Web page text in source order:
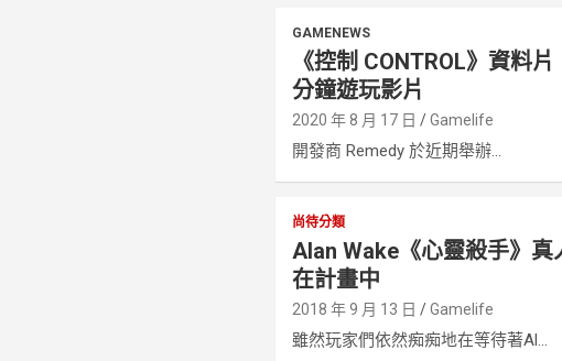
GAMENEWS
《控制 CONTROL》資料
分鐘遊玩影片
2020 年 8 月 17 日 Gamelife
開發商 Remedy 於近期舉辦...
尚待分類
Alan Wake《心靈殺手》真
在計畫中
2018 年 9 月 13 日 Gamelife
雖然玩家們依然痴痴地在等待著Al...